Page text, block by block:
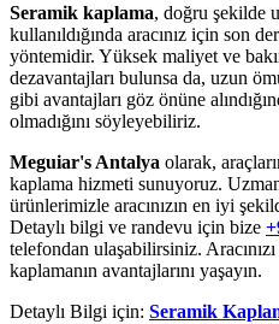
Seramik kaplama, doğru şekilde
kullanıldığında aracınız için son
yöntemidir. Yüksek maliyet ve
dezavantajları bulunsa da, uzun
gibi avantajları göz önüne
olmadığını söyleyebiliriz.
Meguiar's Antalya olarak,
kaplama hizmeti sunuyoruz.
ürünlerimizle aracınızın en iyi
Detaylı bilgi ve randevu için bize
telefondan ulaşabilirsiniz.
kaplamanın avantajlarını yaşayın.
Detaylı Bilgi için: Seramik